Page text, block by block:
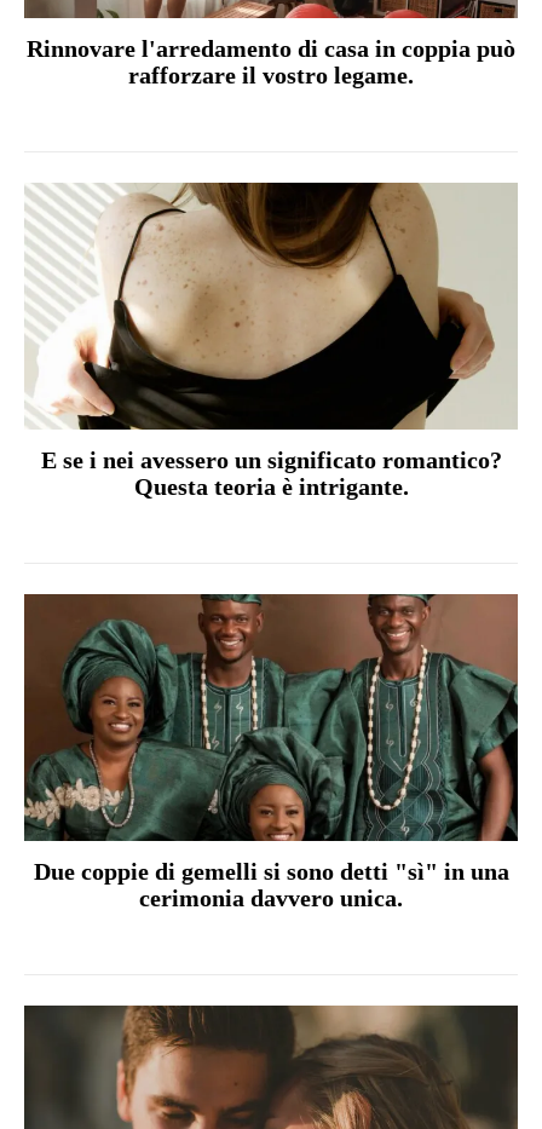
Rinnovare l'arredamento di casa in coppia può
rafforzare il vostro legame.
E se i nei avessero un significato romantico?
Questa teoria è intrigante.
Due coppie di gemelli si sono detti "sì" in una
cerimonia davvero unica.